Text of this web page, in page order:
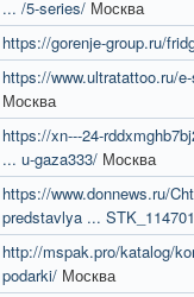
... /5-series/ Москва
https://gorenje-group.ru/
https://www.ultratattoo.ru/
Москва
https://xn---24-
... u-gaza333/ Москва
https://www.donnews.ru/
predstavlya ... STK_114701
http://mspak.pro/katalog/
podarki/ Москва